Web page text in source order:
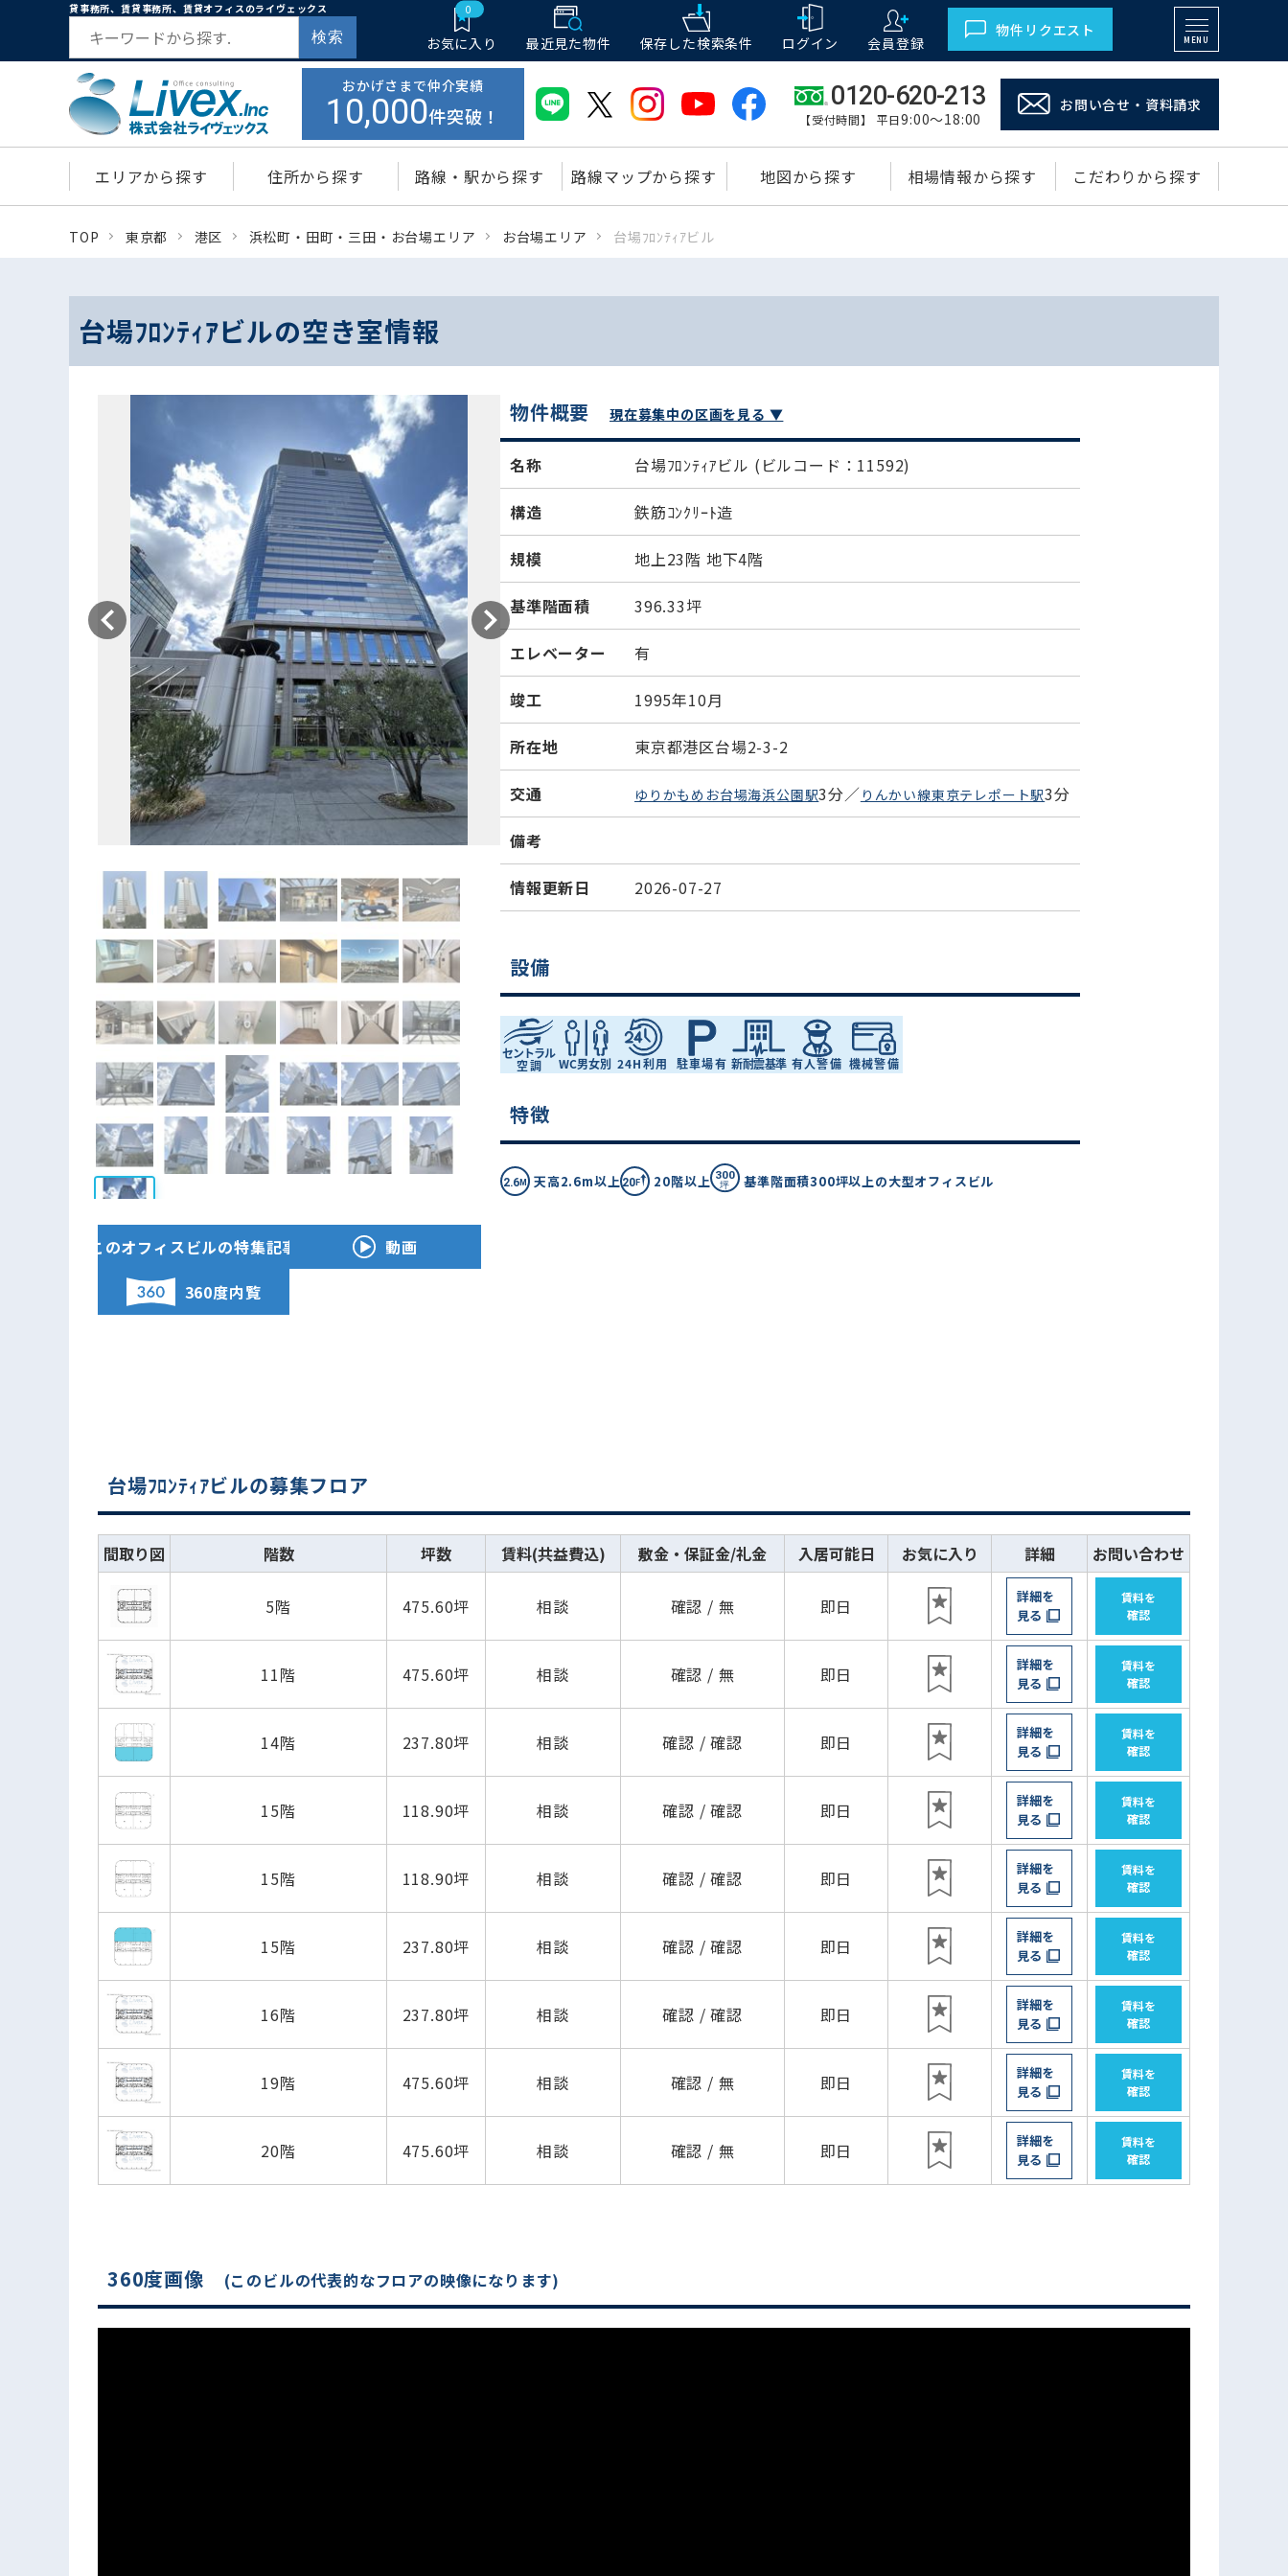
貸事務所、賃貸事務所、賃貸オフィスのライヴェックス
検索
0
お気に入り 最近見た物件 保存した検索条件 ログイン 会員登録
物件リクエスト
MENU
おかげさまで仲介実績
10,000件突破！
0120-620-213
【受付時間】 平日9:00～18:00
お問い合せ・資料請求
エリアから探す 住所から探す 路線・駅から探す 路線マップから探す 地図から探す 相場情報から探す こだわりから探す
TOP 東京都 港区 浜松町・田町・三田・お台場エリア お台場エリア 台場ﾌﾛﾝﾃｨｱビル
台場ﾌﾛﾝﾃｨｱビルの空き室情報
このオフィスビルの特集記事
動画
360度内覧
物件概要 現在募集中の区画を見る ▼
名称 台場ﾌﾛﾝﾃｨｱビル (ビルコード：11592)
構造 鉄筋ｺﾝｸﾘｰﾄ造
規模 地上23階 地下4階
基準階面積 396.33坪
エレベーター 有
竣工 1995年10月
所在地 東京都港区台場2-3-2
交通 ゆりかもめお台場海浜公園駅3分／ りんかい線東京テレポート駅3分
備考
情報更新日 2026-07-27
設備
特徴
天高2.6m以上 20階以上 基準階面積300坪以上の大型オフィスビル
台場ﾌﾛﾝﾃｨｱビルの募集フロア
間取り図 階数 坪数 賃料(共益費込) 敷金・保証金/礼金 入居可能日 お気に入り 詳細 お問い合わせ
5階 475.60坪 相談 確認 / 無 即日
詳細を
見る
賃料を
確認
11階 475.60坪 相談 確認 / 無 即日
詳細を
見る
賃料を
確認
14階 237.80坪 相談 確認 / 確認 即日
詳細を
見る
賃料を
確認
15階 118.90坪 相談 確認 / 確認 即日
詳細を
見る
賃料を
確認
15階 118.90坪 相談 確認 / 確認 即日
詳細を
見る
賃料を
確認
15階 237.80坪 相談 確認 / 確認 即日
詳細を
見る
賃料を
確認
16階 237.80坪 相談 確認 / 確認 即日
詳細を
見る
賃料を
確認
19階 475.60坪 相談 確認 / 無 即日
詳細を
見る
賃料を
確認
20階 475.60坪 相談 確認 / 無 即日
詳細を
見る
賃料を
確認
ビルコード：172272
をお伝えいただくと
スムーズにご案内できます
平日 9:00〜18:00
360度画像 (このビルの代表的なフロアの映像になります)